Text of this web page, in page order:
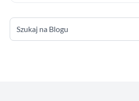
Szukaj na Blogu